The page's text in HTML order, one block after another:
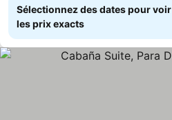
Sélectionnez des dates pour voir
les prix exacts